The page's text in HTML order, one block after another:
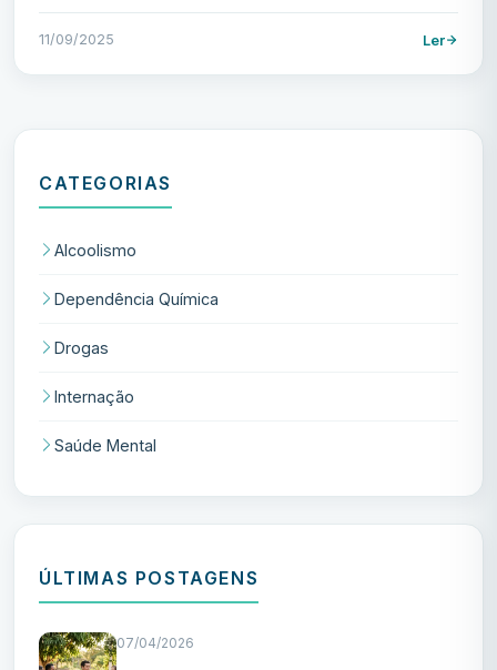
11/09/2025 Ler
CATEGORIAS
Alcoolismo
Dependência Química
Drogas
Internação
Saúde Mental
ÚLTIMAS POSTAGENS
07/04/2026